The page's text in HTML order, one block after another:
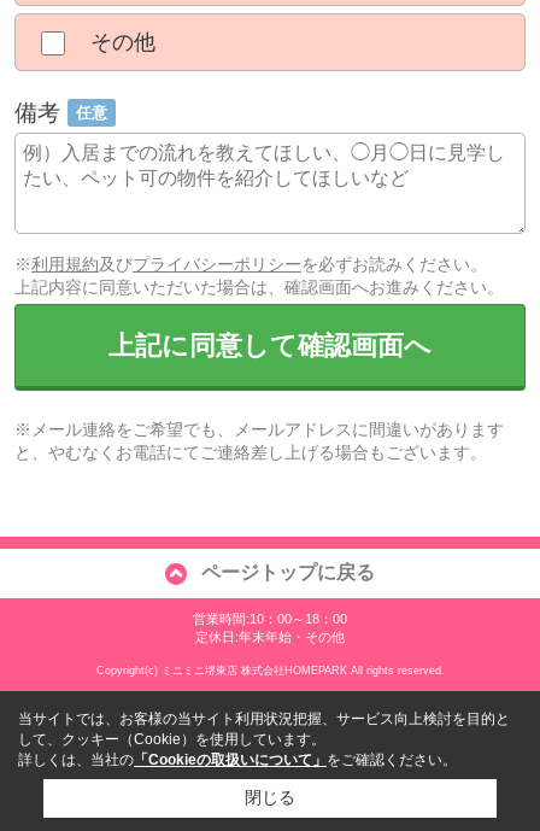
その他
備考 任意
※利用規約及びプライバシーポリシーを必ずお読みください。
上記内容に同意いただいた場合は、確認画面へお進みください。
上記に同意して確認画面へ
※メール連絡をご希望でも、メールアドレスに間違いがあります
と、やむなくお電話にてご連絡差し上げる場合もございます。
ページトップに戻る
営業時間:10：00～18：00
定休日:年末年始・その他
Copyright(c) ミニミニ堺東店 株式会社HOMEPARK All rights reserved.
当サイトでは、お客様の当サイト利用状況把握、サービス向上検討を目的と
して、クッキー（Cookie）を使用しています。
詳しくは、当社の 「Cookieの取扱いについて」 をご確認ください。
閉じる